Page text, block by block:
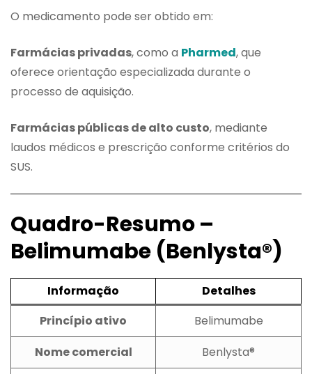
O medicamento pode ser obtido em:
Farmácias privadas, como a Pharmed, que
oferece orientação especializada durante o
processo de aquisição.
Farmácias públicas de alto custo, mediante
laudos médicos e prescrição conforme critérios do
SUS.
Quadro-Resumo –
Belimumabe (Benlysta®)
Informação
Detalhes
Princípio ativo
Belimumabe
Nome comercial
Benlysta®